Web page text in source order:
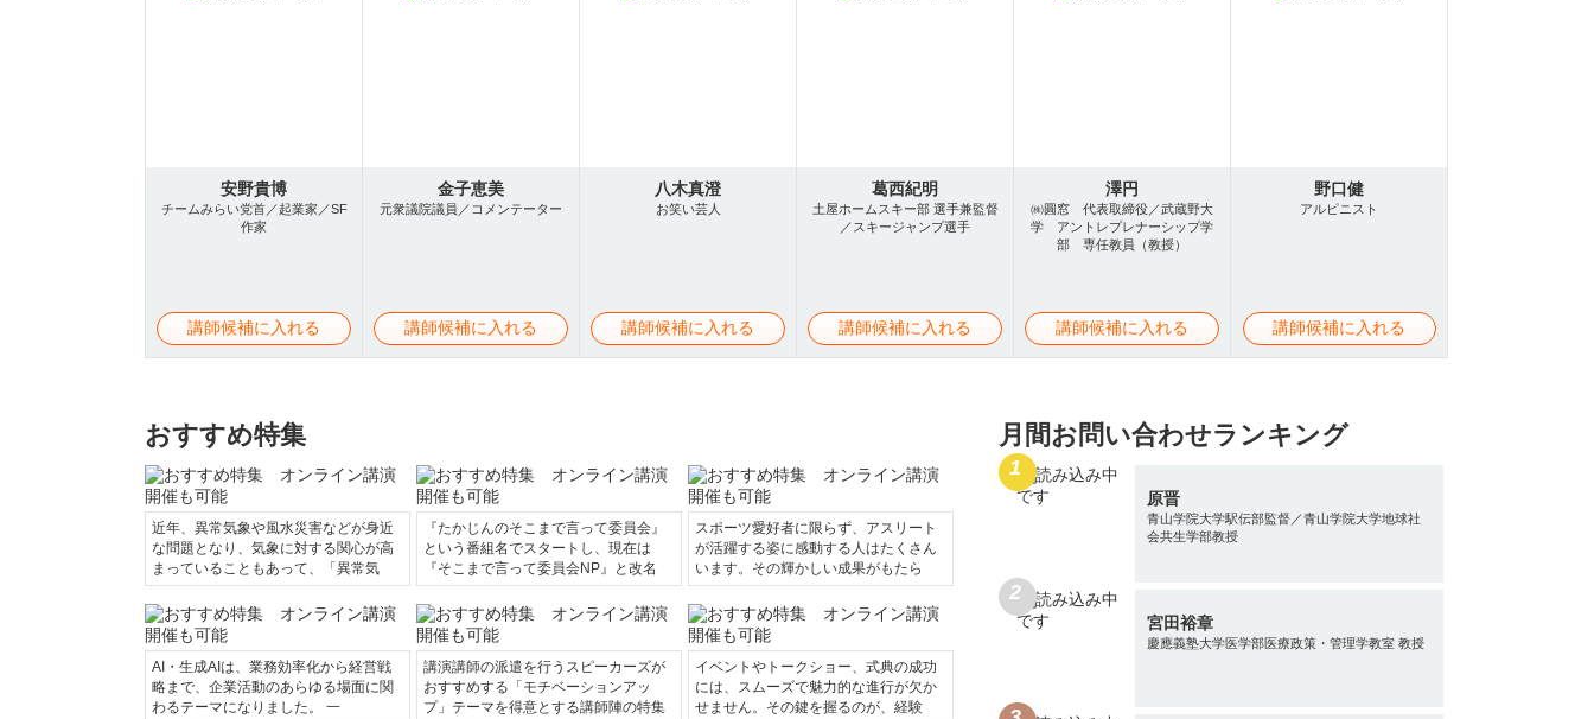
安野貴博
チームみらい党首／起業家／SF
作家
講師候補に入れる
金子恵美
元衆議院議員／コメンテーター
講師候補に入れる
八木真澄
お笑い芸人
講師候補に入れる
葛西紀明
土屋ホームスキー部 選手兼監督
／スキージャンプ選手
講師候補に入れる
澤円
㈱圓窓 代表取締役／武蔵野大
学 アントレプレナーシップ学
部 専任教員（教授）
講師候補に入れる
野口健
アルピニスト
講師候補に入れる
おすすめ特集
近年、異常気象や風水災害などが身近
な問題となり、気象に対する関心が高
まっていることもあって、「異常気
『たかじんのそこまで言って委員会』
という番組名でスタートし、現在は
『そこまで言って委員会NP』と改名
スポーツ愛好者に限らず、アスリート
が活躍する姿に感動する人はたくさん
います。その輝かしい成果がもたら
AI・生成AIは、業務効率化から経営戦
略まで、企業活動のあらゆる場面に関
わるテーマになりました。 一
講演講師の派遣を行うスピーカーズが
おすすめする「モチベーションアッ
プ」テーマを得意とする講師陣の特集
イベントやトークショー、式典の成功
には、スムーズで魅力的な進行が欠か
せません。その鍵を握るのが、経験
月間お問い合わせランキング
原晋
青山学院大学駅伝部監督／青山学院大学地球社
会共生学部教授
宮田裕章
慶應義塾大学医学部医療政策・管理学教室 教授